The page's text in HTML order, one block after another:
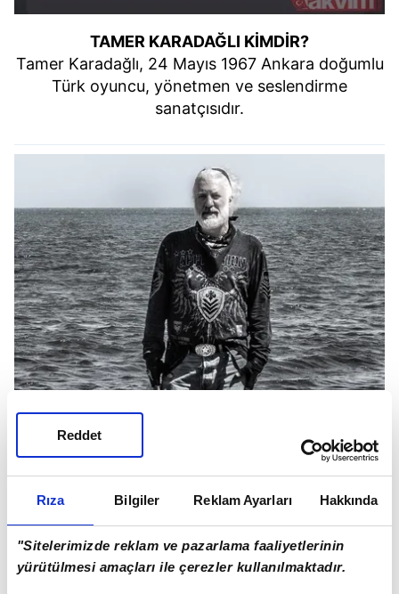
Rıza Bilgiler Reklam Ayarları Hakkında
"Sitelerimizde reklam ve pazarlama faaliyetlerinin
yürütülmesi amaçları ile çerezler kullanılmaktadır.
Reddet
TAMER KARADAĞLI KİMDİR?
Tamer Karadağlı, 24 Mayıs 1967 Ankara doğumlu
Türk oyuncu, yönetmen ve seslendirme
sanatçısıdır.